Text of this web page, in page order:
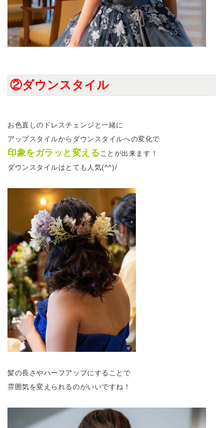
②ダウンスタイル
お色直しのドレスチェンジと一緒に
アップスタイルからダウンスタイルへの変化で
印象をガラッと変えることが出来ます！
ダウンスタイルはとても人気(^^)/
髪の長さやハーフアップにすることで
雰囲気を変えられるのがいいですね！